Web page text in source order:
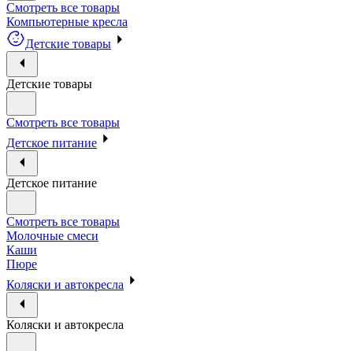
Смотреть все товары
Компьютерные кресла
Детские товары
Детские товары
Смотреть все товары
Детское питание
Детское питание
Смотреть все товары
Молочные смеси
Каши
Пюре
Коляски и автокресла
Коляски и автокресла